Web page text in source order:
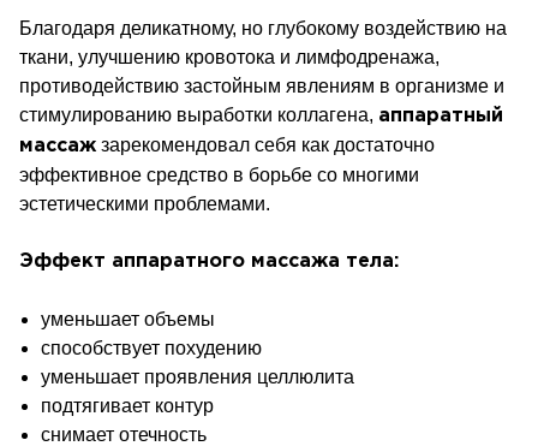
Благодаря деликатному, но глубокому воздействию на
ткани, улучшению кровотока и лимфодренажа,
противодействию застойным явлениям в организме и
стимулированию выработки коллагена, аппаратный
массаж зарекомендовал себя как достаточно
эффективное средство в борьбе со многими
эстетическими проблемами.
Эффект аппаратного массажа тела:
уменьшает объемы
способствует похудению
уменьшает проявления целлюлита
подтягивает контур
снимает отечность